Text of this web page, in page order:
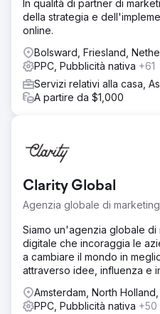
In qualità di partner di
della strategia e
online.
Bolsward, Friesland,
PPC, Pubblicità nativa +61
Servizi relativi alla casa,
A partire da $1,000
Clarity Global
Agenzia globale di
Siamo un'agenzia globale
digitale che incoraggia le
a cambiare il mondo in
attraverso idee, influenza e
Amsterdam, North
PPC, Pubblicità nativa +50